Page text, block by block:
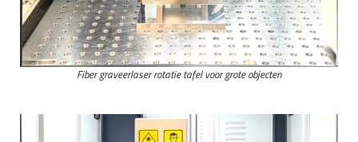
Fiber graveerlaser rotatie tafel voor grote objecten